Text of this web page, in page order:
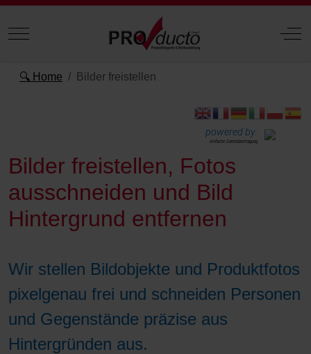
Mobile Menu Toggle Off-
🔍 Home Bilder freistellen
powered by:
einfache Datenübertragung
Bilder freistellen, Fotos
ausschneiden und Bild
Hintergrund entfernen
Wir stellen Bildobjekte und Produktfotos
pixelgenau frei und schneiden Personen
und Gegenstände präzise aus
Hintergründen aus.